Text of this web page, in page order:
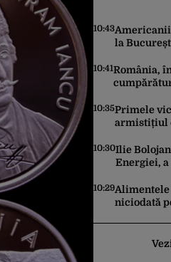
10:43Americanii
la
10:41România,
INS
10:35Primele
armistițiul
aerian
10:30Ilie
Energiei, a
situația
Revoluție
10:29Alimentele
niciodată